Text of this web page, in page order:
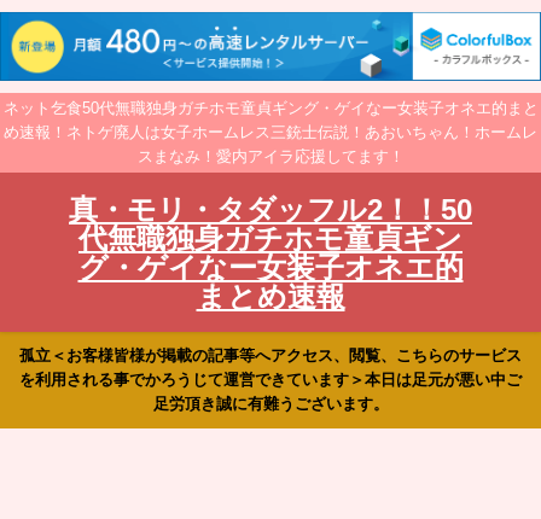
ネット乞食50代無職独身ガチホモ童貞ギング・ゲイなー女装子オネエ的まと
め速報！ネトゲ廃人は女子ホームレス三銃士伝説！あおいちゃん！ホームレ
スまなみ！愛内アイラ応援してます！
真・モリ・タダッフル2！！50
代無職独身ガチホモ童貞ギン
グ・ゲイなー女装子オネエ的
まとめ速報
孤立＜お客様皆様が掲載の記事等へアクセス、閲覧、こちらのサービス
を利用される事でかろうじて運営できています＞本日は足元が悪い中ご
足労頂き誠に有難うございます。